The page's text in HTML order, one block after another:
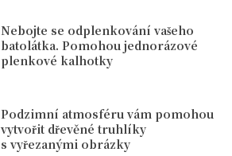
Nebojte se odplenkování vašeho
batolátka. Pomohou jednorázové
plenkové kalhotky
Podzimní atmosféru vám pomohou
vytvořit dřevěné truhlíky
s vyřezanými obrázky